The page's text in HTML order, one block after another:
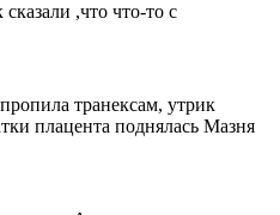
,что что-то с
транексам, утрик
плацента поднялась Мазня